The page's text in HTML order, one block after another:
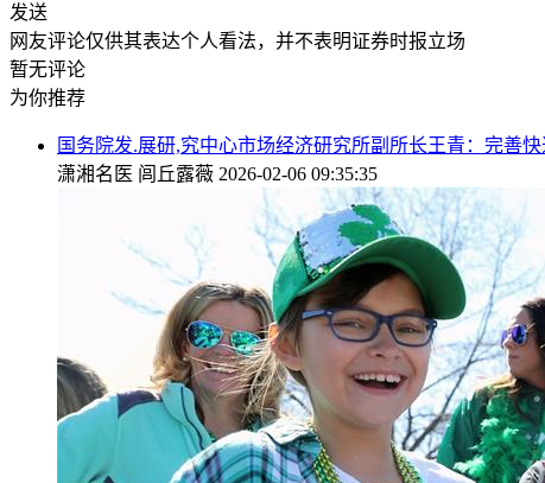
发送
网友评论仅供其表达个人看法，并不表明证券时报立场
暂无评论
为你推荐
国务院发.展研,究中心市场经济研究所副所长王青：完善
潇湘名医 闾丘露薇 2026-02-06 09:35:35